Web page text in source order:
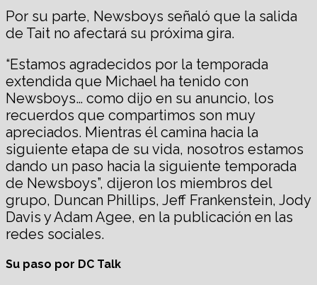
Por su parte, Newsboys señaló que la salida
de Tait no afectará su próxima gira.
“Estamos agradecidos por la temporada
extendida que Michael ha tenido con
Newsboys… como dijo en su anuncio, los
recuerdos que compartimos son muy
apreciados. Mientras él camina hacia la
siguiente etapa de su vida, nosotros estamos
dando un paso hacia la siguiente temporada
de Newsboys”, dijeron los miembros del
grupo, Duncan Phillips, Jeff Frankenstein, Jody
Davis y Adam Agee, en la publicación en las
redes sociales.
Su paso por DC Talk